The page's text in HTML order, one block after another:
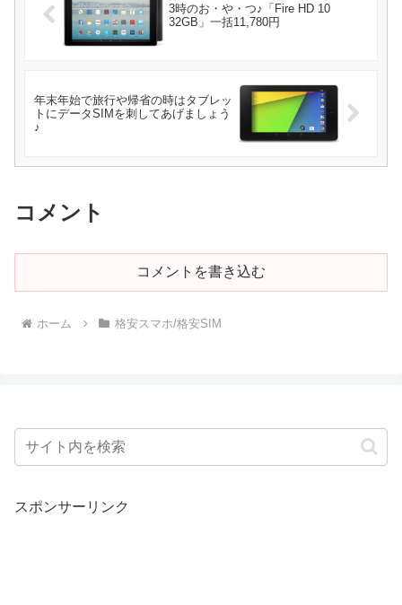
3時のお・や・つ♪「Fire HD 10
32GB」一括11,780円
年末年始で旅行や帰省の時はタブレッ
トにデータSIMを刺してあげましょう
♪
コメント
コメントを書き込む
ホーム 格安スマホ/格安SIM
スポンサーリンク